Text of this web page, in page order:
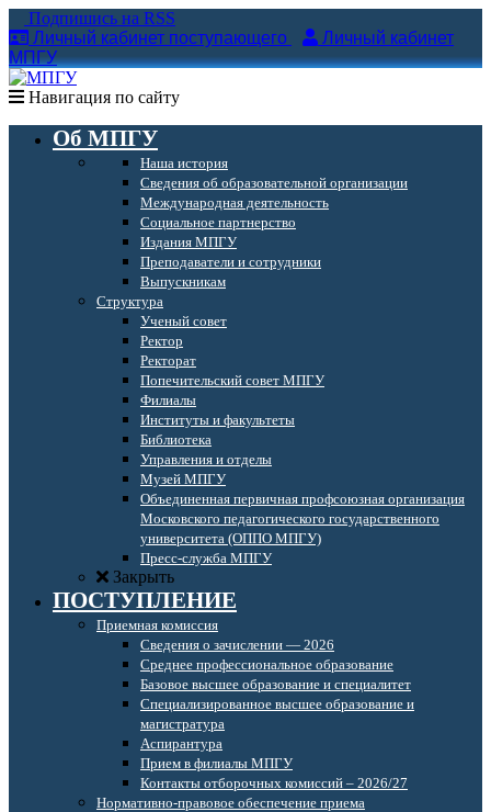
Подпишись на RSS
Личный кабинет поступающего
Личный кабинет
МПГУ
Навигация по сайту
Об МПГУ
Наша история
Сведения об образовательной организации
Международная деятельность
Социальное партнерство
Издания МПГУ
Преподаватели и сотрудники
Выпускникам
Структура
Ученый совет
Ректор
Ректорат
Попечительский совет МПГУ
Филиалы
Институты и факультеты
Библиотека
Управления и отделы
Музей МПГУ
Объединенная первичная профсоюзная организация
Московского педагогического государственного
университета (ОППО МПГУ)
Пресс-служба МПГУ
Закрыть
ПОСТУПЛЕНИЕ
Приемная комиссия
Сведения о зачислении — 2026
Среднее профессиональное образование
Базовое высшее образование и специалитет
Специализированное высшее образование и
магистратура
Аспирантура
Прием в филиалы МПГУ
Контакты отборочных комиссий – 2026/27
Нормативно-правовое обеспечение приема